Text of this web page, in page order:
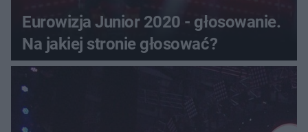
Eurowizja Junior 2020 - głosowanie.
Na jakiej stronie głosować?